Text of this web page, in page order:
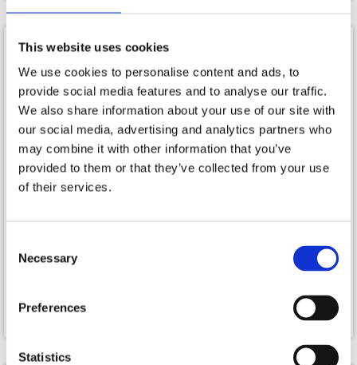
This website uses cookies
We use cookies to personalise content and ads, to
provide social media features and to analyse our traffic.
We also share information about your use of our site with
our social media, advertising and analytics partners who
may combine it with other information that you’ve
provided to them or that they’ve collected from your use
of their services.
Selection
Necessary
Preferences
Statistics
SPAR 170,-
Franklin Mens Performance
179,00
Franklin Mens Ultimate
Polo (Hvid)
kr.